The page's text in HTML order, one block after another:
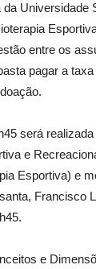
Universidade
entre os
pagar a taxa
será realizada
e
Esportiva) e
Francisco
e